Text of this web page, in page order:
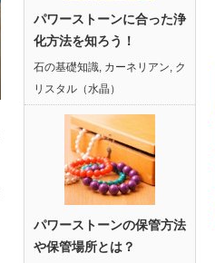
パワーストーンに合った浄
化方法を知ろう！
石の基礎知識, カーネリアン, ク
リスタル（水晶）
パワーストーンの保管方法
や保管場所とは？